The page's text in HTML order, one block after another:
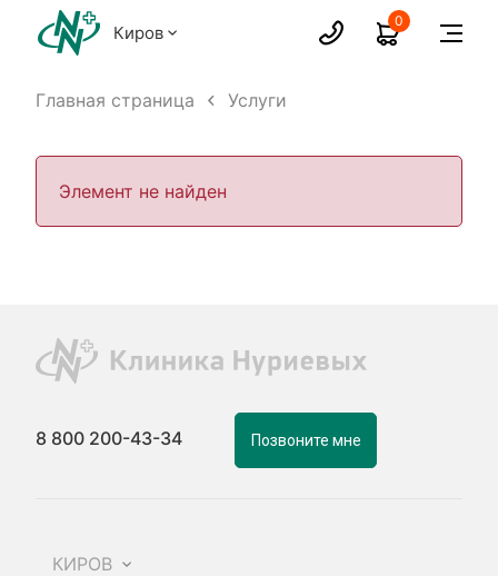
Киров
0
Главная страница Услуги
Элемент не найден
8 800 200-43-34 Позвоните мне
КИРОВ